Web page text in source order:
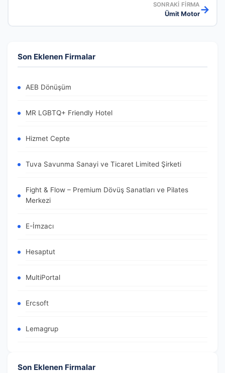
SONRAKI FIRMA
Ümit Motor→
Son Eklenen Firmalar
AEB Dönüşüm
MR LGBTQ+ Friendly Hotel
Hizmet Cepte
Tuva Savunma Sanayi ve Ticaret Limited Şirketi
Fight & Flow – Premium Dövüş Sanatları ve Pilates
Merkezi
E-İmzacı
Hesaptut
MultiPortal
Ercsoft
Lemagrup
Son Eklenen Firmalar